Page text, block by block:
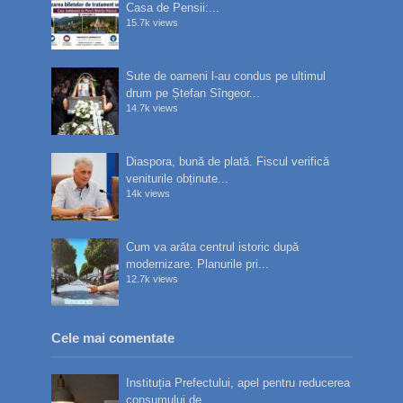
Casa de Pensii:...
15.7k views
Sute de oameni l-au condus pe ultimul
drum pe Ștefan Sîngeor...
14.7k views
Diaspora, bună de plată. Fiscul verifică
veniturile obținute...
14k views
Cum va arăta centrul istoric după
modernizare. Planurile pri...
12.7k views
Cele mai comentate
Instituția Prefectului, apel pentru reducerea
consumului de...